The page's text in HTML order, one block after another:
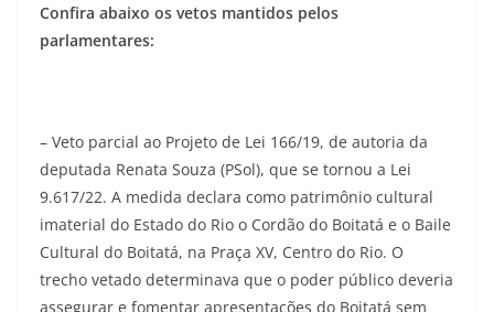
Confira abaixo os vetos mantidos pelos
parlamentares:
– Veto parcial ao Projeto de Lei 166/19, de autoria da
deputada Renata Souza (PSol), que se tornou a Lei
9.617/22. A medida declara como patrimônio cultural
imaterial do Estado do Rio o Cordão do Boitatá e o Baile
Cultural do Boitatá, na Praça XV, Centro do Rio. O
trecho vetado determinava que o poder público deveria
assegurar e fomentar apresentações do Boitatá sem